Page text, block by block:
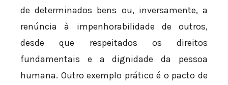
de determinados bens ou, inversamente, a
renúncia à impenhorabilidade de outros,
desde que respeitados os direitos
fundamentais e a dignidade da pessoa
humana. Outro exemplo prático é o pacto de